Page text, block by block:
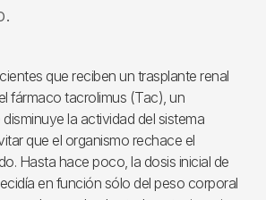
que reciben un trasplante renal
fármaco tacrolimus (Tac), un
la actividad del sistema
que el organismo rechace el
Hasta hace poco, la dosis inicial de
en función sólo del peso corporal